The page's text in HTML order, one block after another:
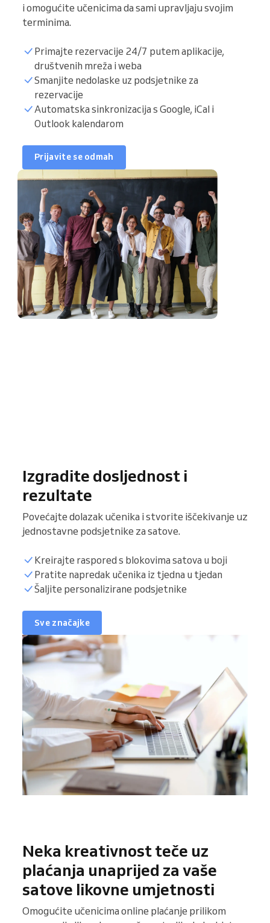
i omogućite učenicima da sami upravljaju svojim
terminima.
Primajte rezervacije 24/7 putem aplikacije,
društvenih mreža i weba
Smanjite nedolaske uz podsjetnike za
rezervacije
Automatska sinkronizacija s Google, iCal i
Outlook kalendarom
Prijavite se odmah
Izgradite dosljednost i
rezultate
Povećajte dolazak učenika i stvorite iščekivanje uz
jednostavne podsjetnike za satove.
Kreirajte raspored s blokovima satova u boji
Pratite napredak učenika iz tjedna u tjedan
Šaljite personalizirane podsjetnike
Sve značajke
Neka kreativnost teče uz
plaćanja unaprijed za vaše
satove likovne umjetnosti
Omogućite učenicima online plaćanje prilikom